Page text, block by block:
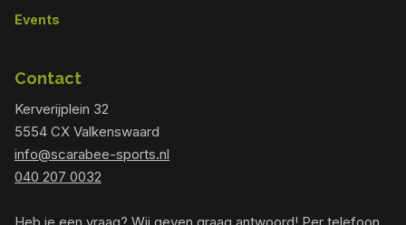
Events
Contact
Kerverijplein 32
5554 CX Valkenswaard
info@scarabee-sports.nl
040 207 0032